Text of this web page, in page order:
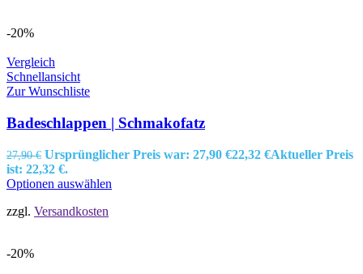
-20%
Vergleich
Schnellansicht
Zur Wunschliste
Badeschlappen | Schmakofatz
27,90€ Ursprünglicher Preis war: 27,90 €22,32 €Aktueller Preis
ist: 22,32 €.
Optionen auswählen
zzgl. Versandkosten
-20%